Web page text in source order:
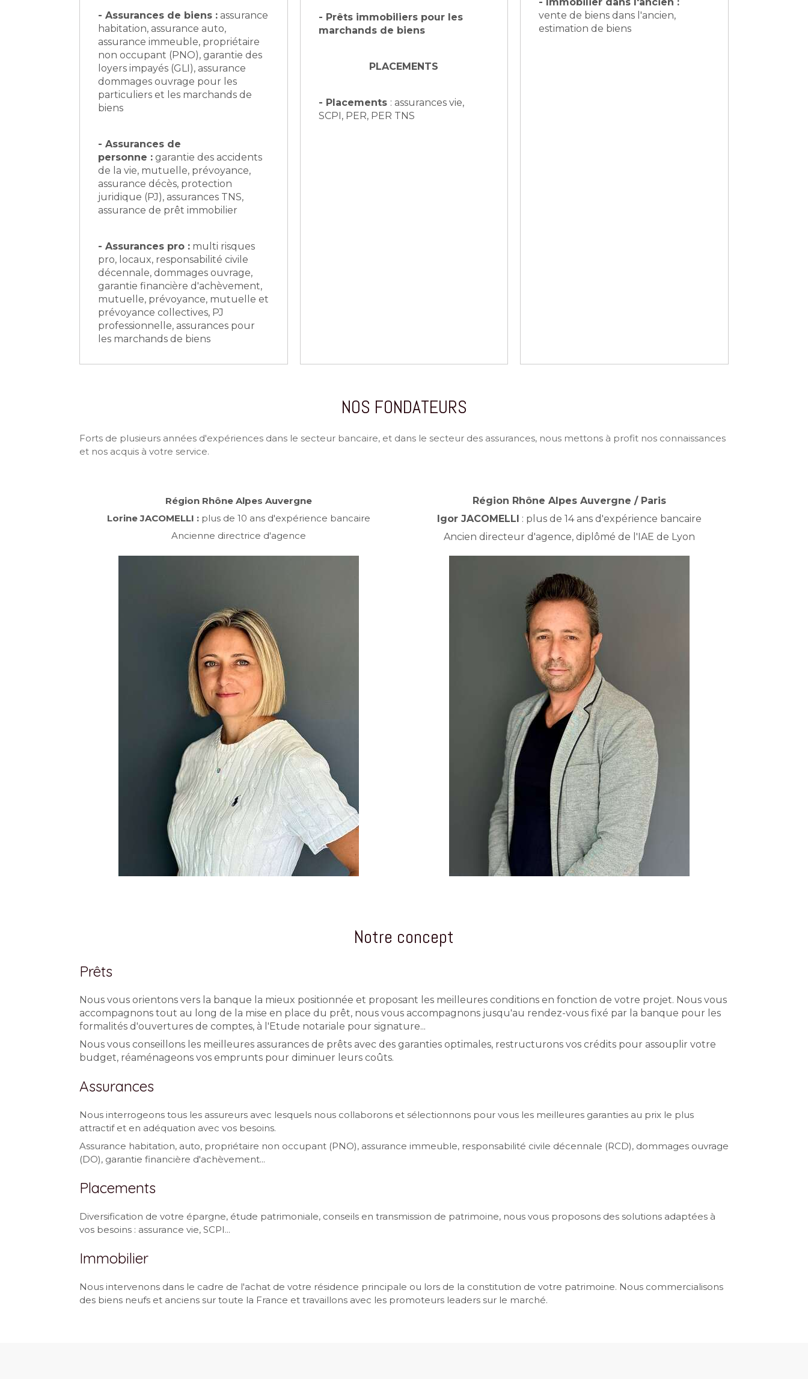
- Assurances de biens : assurance
habitation, assurance auto,
assurance immeuble, propriétaire
non occupant (PNO), garantie des
loyers impayés (GLI), assurance
dommages ouvrage pour les
particuliers et les marchands de
biens
- Assurances de
personne : garantie des accidents
de la vie, mutuelle, prévoyance,
assurance décès, protection
juridique (PJ), assurances TNS,
assurance de prêt immobilier
- Assurances pro : multi risques
pro, locaux, responsabilité civile
décennale, dommages ouvrage,
garantie financière d'achèvement,
mutuelle, prévoyance, mutuelle et
prévoyance collectives, PJ
professionnelle, assurances pour
les marchands de biens
- Prêts immobiliers pour les
marchands de biens
PLACEMENTS
- Placements : assurances vie,
SCPI, PER, PER TNS
vente de biens dans l'ancien,
estimation de biens
NOS FONDATEURS
Forts de plusieurs années d'expériences dans le secteur bancaire, et dans le secteur des assurances, nous mettons à profit nos connaissances
et nos acquis à votre service.
Région Rhône Alpes Auvergne
Lorine JACOMELLI : plus de 10 ans d'expérience bancaire
Ancienne directrice d'agence
Région Rhône Alpes Auvergne / Paris
Igor JACOMELLI : plus de 14 ans d'expérience bancaire
Ancien directeur d'agence, diplômé de l'IAE de Lyon
Notre concept
Prêts
Nous vous orientons vers la banque la mieux positionnée et proposant les meilleures conditions en fonction de votre projet. Nous vous
accompagnons tout au long de la mise en place du prêt, nous vous accompagnons jusqu'au rendez-vous fixé par la banque pour les
formalités d'ouvertures de comptes, à l'Etude notariale pour signature...
Nous vous conseillons les meilleures assurances de prêts avec des garanties optimales, restructurons vos crédits pour assouplir votre
budget, réaménageons vos emprunts pour diminuer leurs coûts.
Assurances
Nous interrogeons tous les assureurs avec lesquels nous collaborons et sélectionnons pour vous les meilleures garanties au prix le plus
attractif et en adéquation avec vos besoins.
Assurance habitation, auto, propriétaire non occupant (PNO), assurance immeuble, responsabilité civile décennale (RCD), dommages ouvrage
(DO), garantie financière d'achèvement...
Placements
Diversification de votre épargne, étude patrimoniale, conseils en transmission de patrimoine, nous vous proposons des solutions adaptées à
vos besoins : assurance vie, SCPI...
Immobilier
Nous intervenons dans le cadre de l'achat de votre résidence principale ou lors de la constitution de votre patrimoine. Nous commercialisons
des biens neufs et anciens sur toute la France et travaillons avec les promoteurs leaders sur le marché.